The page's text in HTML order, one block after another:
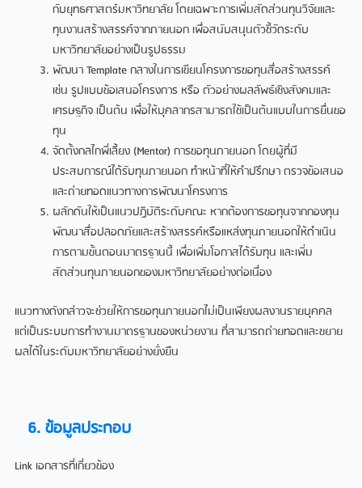
กับยุทธศาสตร์มหาวิทยาลัย โดยเฉพาะการเพิ่มสัดส่วนทุนวิจัยและ
ทุนงานสร้างสรรค์จากภายนอก เพื่อสนับสนุนตัวชี้วัดระดับ
มหาวิทยาลัยอย่างเป็นรูปธรรม
พัฒนา Template กลางในการเขียนโครงการขอทุนสื่อสร้างสรรค์
เช่น รูปแบบข้อเสนอโครงการ หรือ ตัวอย่างผลลัพธ์เชิงสังคมและ
เศรษฐกิจ เป็นต้น เพื่อให้บุคลากรสามารถใช้เป็นต้นแบบในการยื่นขอ
ทุน
จัดตั้งกลไกพี่เลี้ยง (Mentor) การขอทุนภายนอก โดยผู้ที่มี
ประสบการณ์ได้รับทุนภายนอก ทำหน้าที่ให้คำปรึกษา ตรวจข้อเสนอ
และถ่ายทอดแนวทางการพัฒนาโครงการ
ผลักดันให้เป็นแนวปฏิบัติระดับคณะ หากต้องการขอทุนจากกองทุน
พัฒนาสื่อปลอดภัยและสร้างสรรค์หรือแหล่งทุนภายนอกให้ดำเนิน
การตามขั้นตอนมาตรฐานนี้ เพื่อเพิ่มโอกาสได้รับทุน และเพิ่ม
สัดส่วนทุนภายนอกของมหาวิทยาลัยอย่างต่อเนื่อง
แนวทางดังกล่าวจะช่วยให้การขอทุนภายนอกไม่เป็นเพียงผลงานรายบุคคล
แต่เป็นระบบการทำงานมาตรฐานของหน่วยงาน ที่สามารถถ่ายทอดและขยาย
ผลได้ในระดับมหาวิทยาลัยอย่างยั่งยืน
6. ข้อมูลประกอบ
Link เอกสารที่เกี่ยวข้อง